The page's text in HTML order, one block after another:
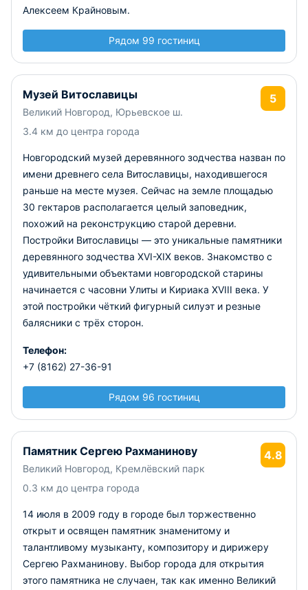
Алексеем Крайновым.
Рядом 99 гостиниц
Музей Витославицы
Великий Новгород, Юрьевское ш.
3.4 км до центра города
5
Новгородский музей деревянного зодчества назван по
имени древнего села Витославицы, находившегося
раньше на месте музея. Сейчас на земле площадью
30 гектаров располагается целый заповедник,
похожий на реконструкцию старой деревни.
Постройки Витославицы — это уникальные памятники
деревянного зодчества XVI-XIX веков. Знакомство с
удивительными объектами новгородской старины
начинается с часовни Улиты и Кириака XVIII века. У
этой постройки чёткий фигурный силуэт и резные
балясники с трёх сторон.
Телефон:
+7 (8162) 27-36-91
Рядом 96 гостиниц
Памятник Сергею Рахманинову
Великий Новгород, Кремлёвский парк
0.3 км до центра города
4.8
14 июля в 2009 году в городе был торжественно
открыт и освящен памятник знаменитому и
талантливому музыканту, композитору и дирижеру
Сергею Рахманинову. Выбор города для открытия
этого памятника не случаен, так как именно Великий